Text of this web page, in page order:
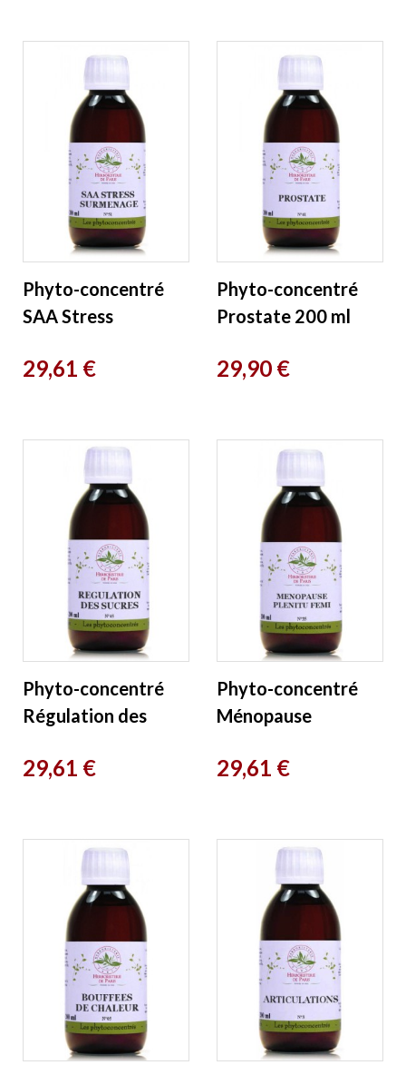
Phyto-concentré
SAA Stress
Herboristerie de
Prix
29,61 €
Phyto-concentré
Prostate 200 ml
Paris
Prix
29,90 €
Phyto-concentré
Régulation des
Herboristerie de
Prix
29,61 €
Phyto-concentré
Ménopause
Féminin 200 ml
Prix
29,61 €